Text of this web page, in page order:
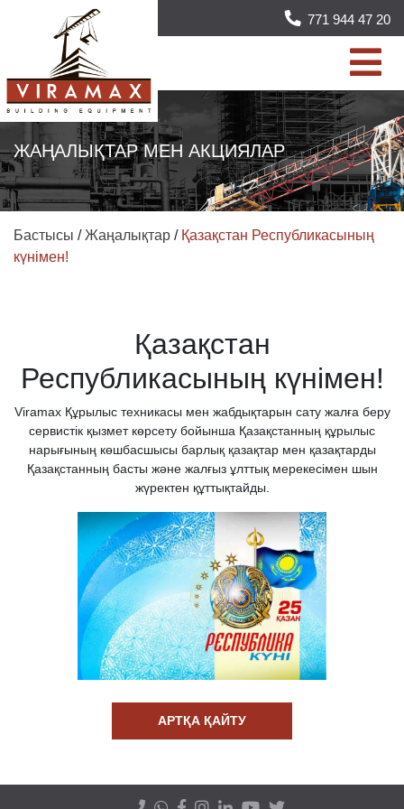
771 944 47 20
ЖАҢАЛЫҚТАР МЕН АКЦИЯЛАР
Бастысы / Жаңалықтар / Қазақстан Республикасының
күнімен!
Қазақстан
Республикасының күнімен!
Viramax Құрылыс техникасы мен жабдықтарын сату жалға беру
сервистік қызмет көрсету бойынша Қазақстанның құрылыс
нарығының көшбасшысы барлық қазақтар мен қазақтарды
Қазақстанның басты және жалғыз ұлттық мерекесімен шын
жүректен құттықтайды.
АРТҚА ҚАЙТУ